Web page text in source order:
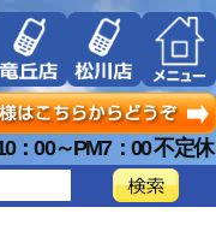
：00～PM7：00 不定休